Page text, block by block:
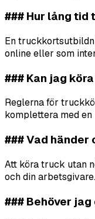
### Hur lång
En
online eller som
### Kan jag
Reglerna för
komplettera med
### Vad
Att köra truck utan
och din
### Behöver